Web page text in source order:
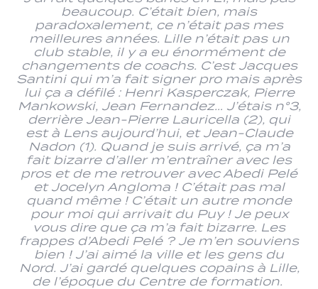
beaucoup. C’était bien, mais
paradoxalement, ce n’était pas mes
meilleures années. Lille n’était pas un
club stable, il y a eu énormément de
changements de coachs. C’est Jacques
Santini qui m’a fait signer pro mais après
lui ça a défilé : Henri Kasperczak, Pierre
Mankowski, Jean Fernandez… J’étais n°3,
derrière Jean-Pierre Lauricella (2), qui
est à Lens aujourd’hui, et Jean-Claude
Nadon (1). Quand je suis arrivé, ça m’a
fait bizarre d’aller m’entraîner avec les
pros et de me retrouver avec Abedi Pelé
et Jocelyn Angloma ! C’était pas mal
quand même ! C’était un autre monde
pour moi qui arrivait du Puy ! Je peux
vous dire que ça m’a fait bizarre. Les
frappes d’Abedi Pelé ? Je m’en souviens
bien ! J’ai aimé la ville et les gens du
Nord. J’ai gardé quelques copains à Lille,
de l’époque du Centre de formation.